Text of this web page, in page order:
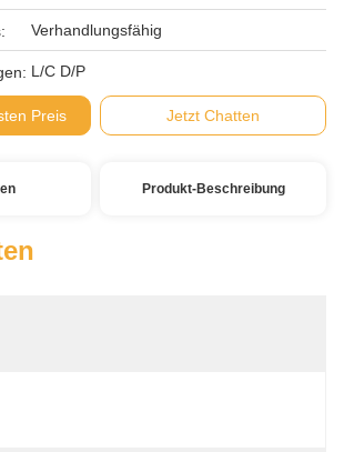
Verhandlungsfähig
L/C D/P
Preis Jetzt Chatten
Produkt-Beschreibung